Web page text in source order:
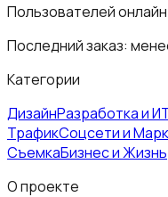
Пользователей
Последний заказ:
Категории
ДизайнРазработка и
ТрафикСоцсети и
СъемкаБизнес и Жизнь
О проекте